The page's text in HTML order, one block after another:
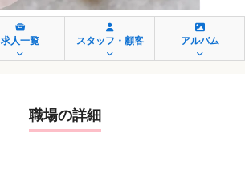
求人一覧 スタッフ・顧客 アルバム
職場の詳細